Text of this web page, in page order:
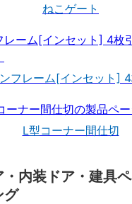
ねこゲート
フレーム[インセット]
L型コーナー間仕切
・内装ドア・建具
グ